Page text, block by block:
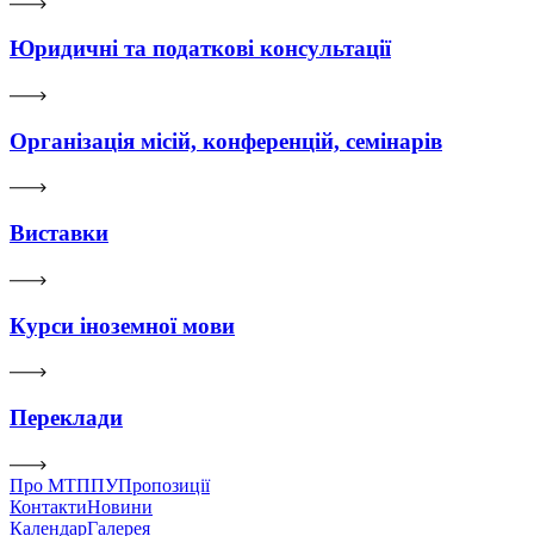
Юридичні та податкові консультації
Організація місій, конференцій, семінарів
Виставки
Курси іноземної мови
Переклади
Про МТППУПропозиції
КонтактиНовини
КалендарГалерея